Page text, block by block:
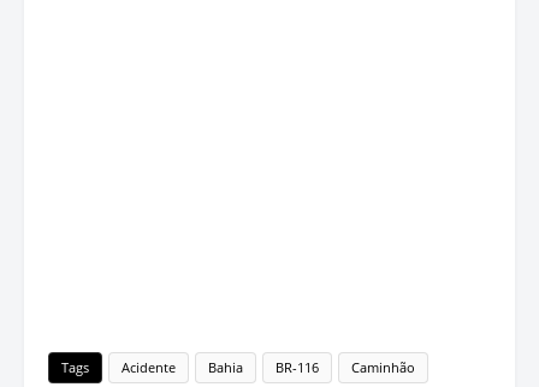
Tags Acidente Bahia BR-116 Caminhão